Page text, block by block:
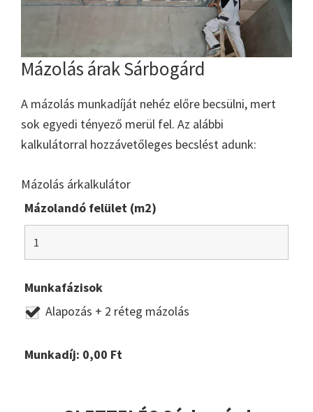
Mázolás árak Sárbogárd
A mázolás munkadíját nehéz előre becsülni, mert
sok egyedi tényező merül fel. Az alábbi
kalkulátorral hozzávetőleges becslést adunk:
Mázolás árkalkulátor
Mázolandó felület (m2)
Munkafázisok
Alapozás + 2 réteg mázolás
Munkadíj: 0,00 Ft